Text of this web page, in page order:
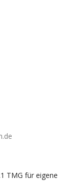
TMG für eigene